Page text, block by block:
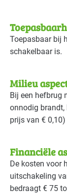
Toepasbaar bij
schakelbaar is.
Milieu
Bij een hefbrug
onnodig brandt,
prijs van €
Financiële
De kosten voor
uitschakeling
bedraagt € 75